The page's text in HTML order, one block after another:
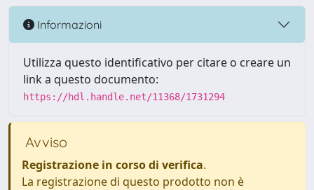
Informazioni
Utilizza questo identificativo per citare o creare un
link a questo documento:
https://hdl.handle.net/11368/1731294
Avviso
Registrazione in corso di verifica.
La registrazione di questo prodotto non è